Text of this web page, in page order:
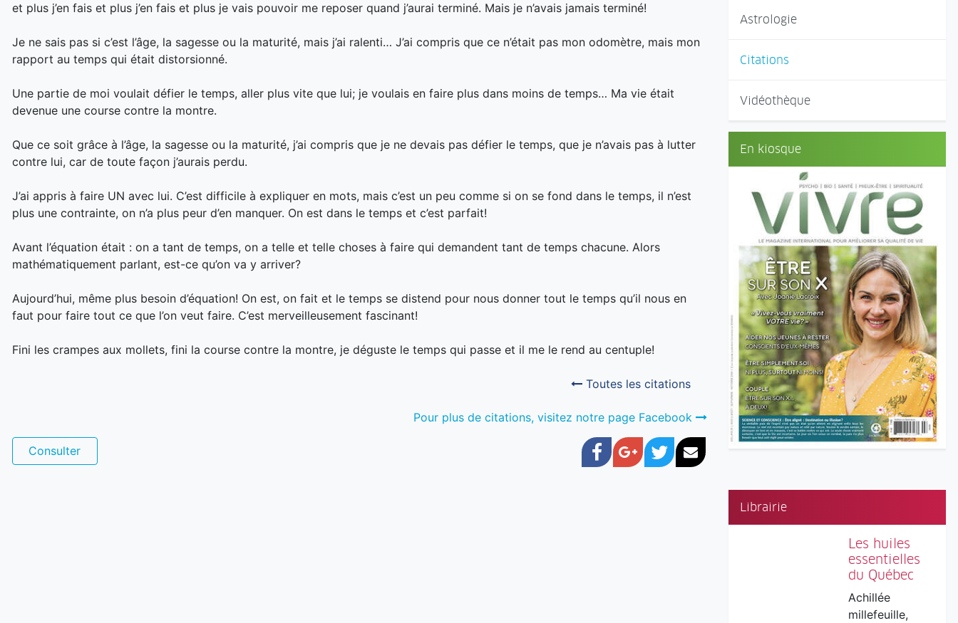
Astrologie
Citations
Vidéothèque
En kiosque
Librairie
Les huiles
essentielles
du Québec
Achillée
millefeuille,
et plus j’en fais et plus j’en fais et plus je vais pouvoir me reposer quand j’aurai terminé. Mais je n’avais jamais terminé!
Je ne sais pas si c’est l’âge, la sagesse ou la maturité, mais j’ai ralenti… J’ai compris que ce n’était pas mon odomètre, mais mon
rapport au temps qui était distorsionné.
Une partie de moi voulait défier le temps, aller plus vite que lui; je voulais en faire plus dans moins de temps… Ma vie était
devenue une course contre la montre.
Que ce soit grâce à l’âge, la sagesse ou la maturité, j’ai compris que je ne devais pas défier le temps, que je n’avais pas à lutter
contre lui, car de toute façon j’aurais perdu.
J’ai appris à faire UN avec lui. C’est difficile à expliquer en mots, mais c’est un peu comme si on se fond dans le temps, il n’est
plus une contrainte, on n’a plus peur d’en manquer. On est dans le temps et c’est parfait!
Avant l’équation était : on a tant de temps, on a telle et telle choses à faire qui demandent tant de temps chacune. Alors
mathématiquement parlant, est-ce qu’on va y arriver?
Aujourd’hui, même plus besoin d’équation! On est, on fait et le temps se distend pour nous donner tout le temps qu’il nous en
faut pour faire tout ce que l’on veut faire. C’est merveilleusement fascinant!
Fini les crampes aux mollets, fini la course contre la montre, je déguste le temps qui passe et il me le rend au centuple!
Toutes les citations
Pour plus de citations, visitez notre page Facebook
Consulter Facebook
Google+
TwitterCourriel